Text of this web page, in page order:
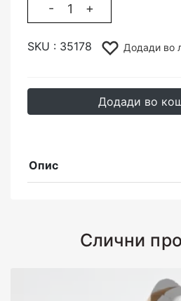
- +
SKU : 35178 Додади во
Додади во
Опис
Слични